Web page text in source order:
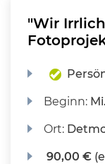
"Wir
Beginn:
Ort:
90,00 €